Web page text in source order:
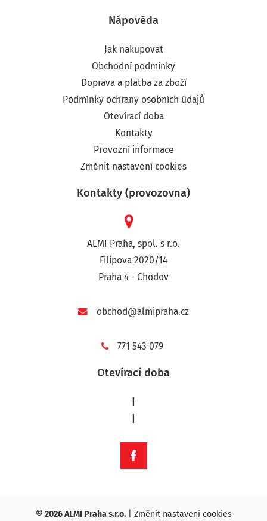
Nápověda
Jak nakupovat
Obchodní podmínky
Doprava a platba za zboží
Podmínky ochrany osobních údajů
Otevírací doba
Kontakty
Provozní informace
Změnit nastavení cookies
Kontakty (provozovna)
ALMI Praha, spol. s r.o.
Filipova 2020/14
Praha 4 - Chodov
obchod@almipraha.cz
771 543 079
Otevírací doba
© 2026 ALMI Praha s.r.o.| Změnit nastavení cookies